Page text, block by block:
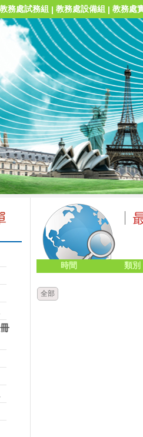
教務處試務組 | 教務處設備組 | 教務處
時間 類別
全部